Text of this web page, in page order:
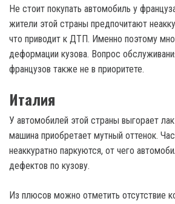
Не стоит покупать автомобиль у
жители этой страны предпочитают
что приводит к ДТП. Именно поэтому
деформации кузова. Вопрос
французов также не в приоритете.
Италия
У автомобилей этой страны выгорает
машина приобретает мутный оттенок.
неаккуратно паркуются, от чего
дефектов по кузову.
Из плюсов можно отметить отсутствие